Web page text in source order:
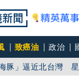
致癌油 政治
豚」逼近北台灣
哭了 被遺忘的日